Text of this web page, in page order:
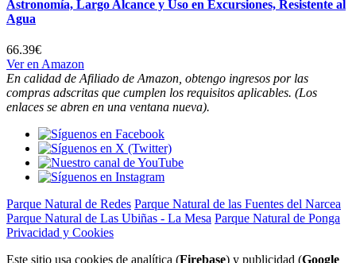
Astronomía, Largo Alcance y Uso en Excursiones, Resistente al
Agua
66.39€
Ver en Amazon
En calidad de Afiliado de Amazon, obtengo ingresos por las
compras adscritas que cumplen los requisitos aplicables. (Los
enlaces se abren en una ventana nueva).
Parque Natural de Redes Parque Natural de las Fuentes del Narcea
Parque Natural de Las Ubiñas - La Mesa Parque Natural de Ponga
Privacidad y Cookies
Este sitio usa cookies de analítica (Firebase) y publicidad (Google